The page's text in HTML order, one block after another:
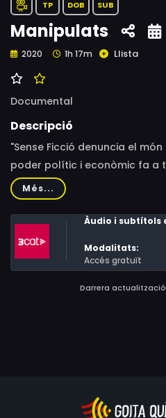
TP DOB SUB
Manipulats
2020 1h 17m Llista
Documental
Descripció
"Sense Ficció denuncia el
poder polític i econòmic fa a
xarxes de comunicació, i ho
com són el procés
comunicació política.
Més...
Àudio i subtítols
Modalitats:
Accés gratuït
Darrera